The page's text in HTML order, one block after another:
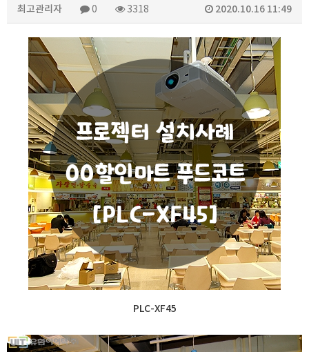
최고관리자 0 3318 2020.10.16 11:49
PLC-XF45